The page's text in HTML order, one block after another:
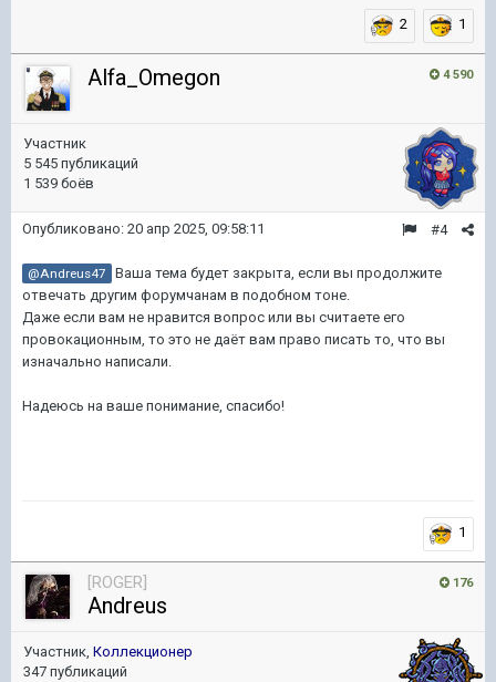
2 1
4 590
Alfa_Omegon
Участник
5 545 публикаций
1 539 боёв
#4
Опубликовано: 20 апр 2025, 09:58:11
@Andreus47
Ваша тема будет закрыта, если вы продолжите
отвечать другим форумчанам в подобном тоне.
Даже если вам не нравится вопрос или вы считаете его
провокационным, то это не даёт вам право писать то, что вы
изначально написали.
Надеюсь на ваше понимание, спасибо!
1
176
[ROGER]
Andreus
Участник, Коллекционер
347 публикаций